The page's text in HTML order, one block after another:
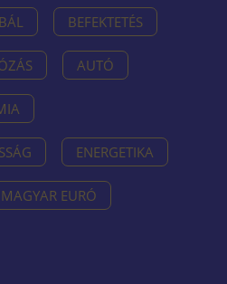
BEFEKTETÉS
AUTÓ
ENERGETIKA
MAGYAR EURÓ